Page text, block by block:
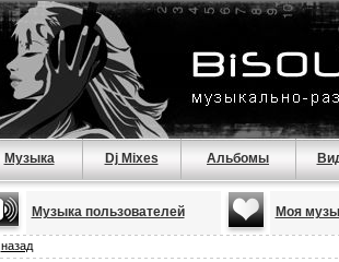
Музыка Dj Mixes Альбомы
Музыка пользователей Моя
назад